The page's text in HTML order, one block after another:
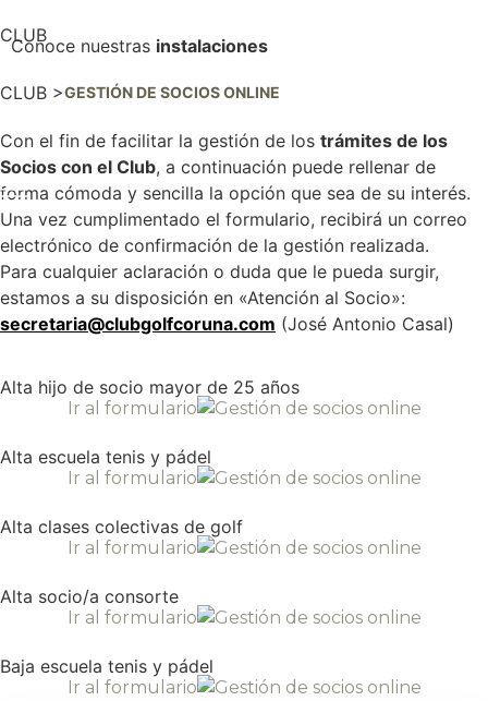
Conoce nuestras instalaciones
CLUB
CLUB >GESTIÓN DE SOCIOS ONLINE
Con el fin de facilitar la gestión de los trámites de los
Socios con el Club, a continuación puede rellenar de
forma cómoda y sencilla la opción que sea de su interés.
Una vez cumplimentado el formulario, recibirá un correo
electrónico de confirmación de la gestión realizada.
Para cualquier aclaración o duda que le pueda surgir,
estamos a su disposición en «Atención al Socio»:
secretaria@clubgolfcoruna.com (José Antonio Casal)
Alta hijo de socio mayor de 25 años
Ir al formulario
Alta escuela tenis y pádel
Ir al formulario
Alta clases colectivas de golf
Ir al formulario
Alta socio/a consorte
Ir al formulario
Baja escuela tenis y pádel
Ir al formulario